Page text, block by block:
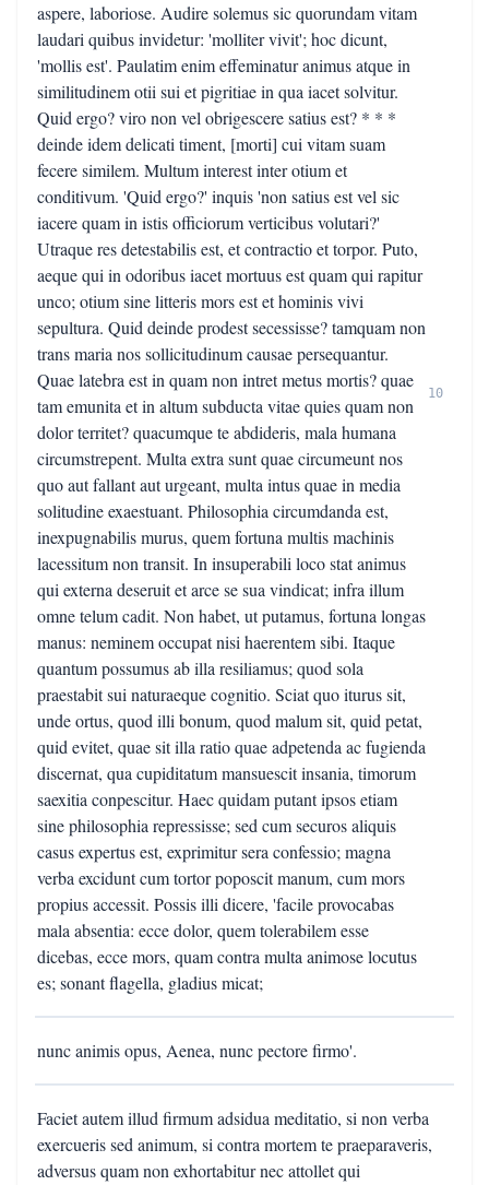
aspere, laboriose. Audire solemus sic quorundam vitam
laudari quibus invidetur: 'molliter vivit'; hoc dicunt,
'mollis est'. Paulatim enim effeminatur animus atque in
similitudinem otii sui et pigritiae in qua iacet solvitur.
Quid ergo? viro non vel obrigescere satius est? * * *
deinde idem delicati timent, [morti] cui vitam suam
fecere similem. Multum interest inter otium et
conditivum. 'Quid ergo?' inquis 'non satius est vel sic
iacere quam in istis officiorum verticibus volutari?'
Utraque res detestabilis est, et contractio et torpor. Puto,
aeque qui in odoribus iacet mortuus est quam qui rapitur
unco; otium sine litteris mors est et hominis vivi
sepultura. Quid deinde prodest secessisse? tamquam non
trans maria nos sollicitudinum causae persequantur.
Quae latebra est in quam non intret metus mortis? quae
tam emunita et in altum subducta vitae quies quam non
dolor territet? quacumque te abdideris, mala humana
circumstrepent. Multa extra sunt quae circumeunt nos
quo aut fallant aut urgeant, multa intus quae in media
solitudine exaestuant. Philosophia circumdanda est,
inexpugnabilis murus, quem fortuna multis machinis
lacessitum non transit. In insuperabili loco stat animus
qui externa deseruit et arce se sua vindicat; infra illum
omne telum cadit. Non habet, ut putamus, fortuna longas
manus: neminem occupat nisi haerentem sibi. Itaque
quantum possumus ab illa resiliamus; quod sola
praestabit sui naturaeque cognitio. Sciat quo iturus sit,
unde ortus, quod illi bonum, quod malum sit, quid petat,
quid evitet, quae sit illa ratio quae adpetenda ac fugienda
discernat, qua cupiditatum mansuescit insania, timorum
saexitia conpescitur. Haec quidam putant ipsos etiam
sine philosophia repressisse; sed cum securos aliquis
casus expertus est, exprimitur sera confessio; magna
verba excidunt cum tortor poposcit manum, cum mors
propius accessit. Possis illi dicere, 'facile provocabas
mala absentia: ecce dolor, quem tolerabilem esse
dicebas, ecce mors, quam contra multa animose locutus
es; sonant flagella, gladius micat;
10
nunc animis opus, Aenea, nunc pectore firmo'.
Faciet autem illud firmum adsidua meditatio, si non verba
exercueris sed animum, si contra mortem te praeparaveris,
adversus quam non exhortabitur nec attollet qui